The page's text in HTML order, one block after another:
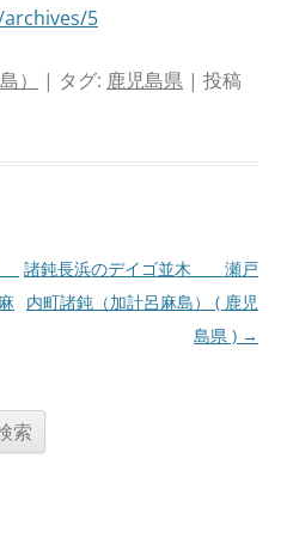
5
） | タグ: 鹿児島県 | 投稿
諸鈍長浜のデイゴ並木 瀬戸
内町諸鈍（加計呂麻島） ( 鹿児
島県 ) →